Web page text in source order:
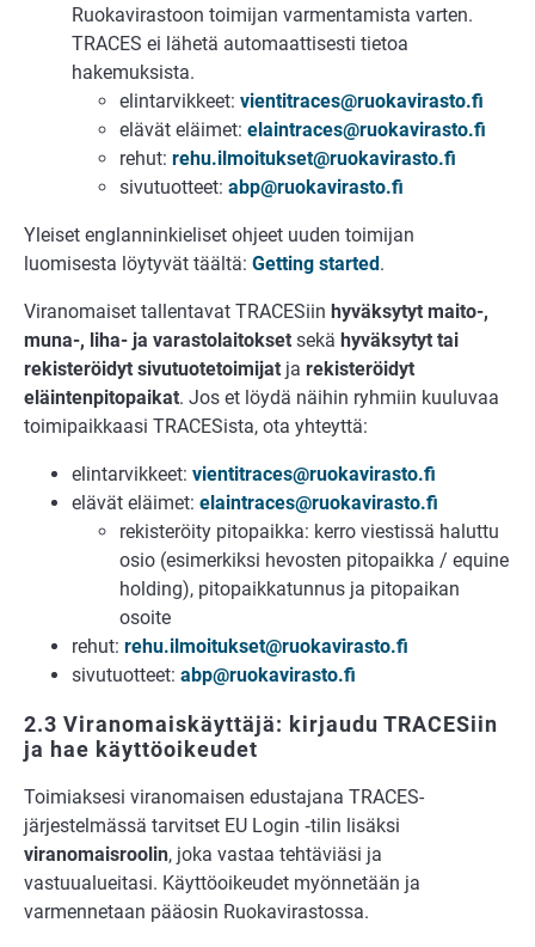
Ruokavirastoon toimijan varmentamista varten.
TRACES ei lähetä automaattisesti tietoa
hakemuksista.
elintarvikkeet: vientitraces@ruokavirasto.fi
elävät eläimet: elaintraces@ruokavirasto.fi
rehut: rehu.ilmoitukset@ruokavirasto.fi
sivutuotteet: abp@ruokavirasto.fi
Yleiset englanninkieliset ohjeet uuden toimijan
luomisesta löytyvät täältä: Getting started.
Viranomaiset tallentavat TRACESiin hyväksytyt maito-,
muna-, liha- ja varastolaitokset sekä hyväksytyt tai
rekisteröidyt sivutuotetoimijat ja rekisteröidyt
eläintenpitopaikat. Jos et löydä näihin ryhmiin kuuluvaa
toimipaikkaasi TRACESista, ota yhteyttä:
elintarvikkeet: vientitraces@ruokavirasto.fi
elävät eläimet: elaintraces@ruokavirasto.fi
rekisteröity pitopaikka: kerro viestissä haluttu
osio (esimerkiksi hevosten pitopaikka / equine
holding), pitopaikkatunnus ja pitopaikan
osoite
rehut: rehu.ilmoitukset@ruokavirasto.fi
sivutuotteet: abp@ruokavirasto.fi
2.3 Viranomaiskäyttäjä: kirjaudu TRACESiin
ja hae käyttöoikeudet
Toimiaksesi viranomaisen edustajana TRACES-
järjestelmässä tarvitset EU Login ‑tilin lisäksi
viranomaisroolin, joka vastaa tehtäviäsi ja
vastuualueitasi. Käyttöoikeudet myönnetään ja
varmennetaan pääosin Ruokavirastossa.